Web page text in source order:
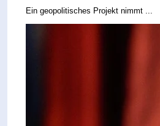
Ein geopolitisches Projekt nimmt ...